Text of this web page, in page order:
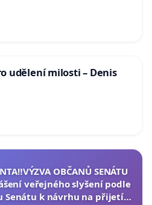
udělení milosti – Denis
OBČANŮ SENÁTU
veřejného slyšení podle
Senátu k návrhu na přijetí